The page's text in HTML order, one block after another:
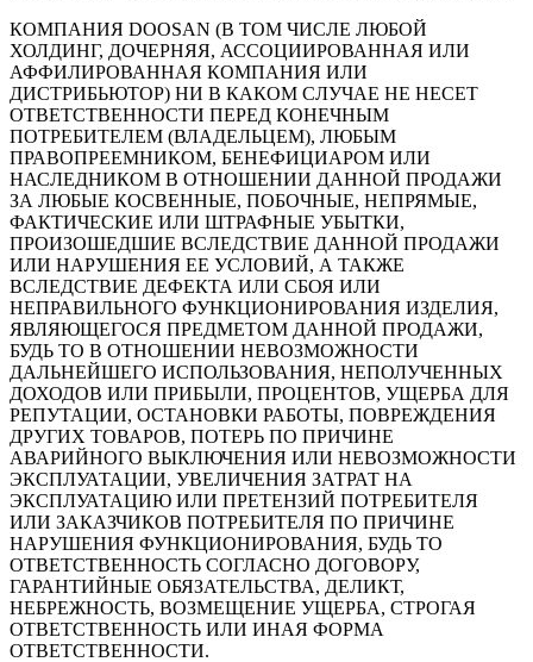
КОМПАНИЯ DOOSAN (В ТОМ ЧИСЛЕ ЛЮБОЙ
ХОЛДИНГ, ДОЧЕРНЯЯ, АССОЦИИРОВАННАЯ ИЛИ
АФФИЛИРОВАННАЯ КОМПАНИЯ ИЛИ
ДИСТРИБЬЮТОР) НИ В КАКОМ СЛУЧАЕ НЕ НЕСЕТ
ОТВЕТСТВЕННОСТИ ПЕРЕД КОНЕЧНЫМ
ПОТРЕБИТЕЛЕМ (ВЛАДЕЛЬЦЕМ), ЛЮБЫМ
ПРАВОПРЕЕМНИКОМ, БЕНЕФИЦИАРОМ ИЛИ
НАСЛЕДНИКОМ В ОТНОШЕНИИ ДАННОЙ ПРОДАЖИ
ЗА ЛЮБЫЕ КОСВЕННЫЕ, ПОБОЧНЫЕ, НЕПРЯМЫЕ,
ФАКТИЧЕСКИЕ ИЛИ ШТРАФНЫЕ УБЫТКИ,
ПРОИЗОШЕДШИЕ ВСЛЕДСТВИЕ ДАННОЙ ПРОДАЖИ
ИЛИ НАРУШЕНИЯ ЕЕ УСЛОВИЙ, А ТАКЖЕ
ВСЛЕДСТВИЕ ДЕФЕКТА ИЛИ СБОЯ ИЛИ
НЕПРАВИЛЬНОГО ФУНКЦИОНИРОВАНИЯ ИЗДЕЛИЯ,
ЯВЛЯЮЩЕГОСЯ ПРЕДМЕТОМ ДАННОЙ ПРОДАЖИ,
БУДЬ ТО В ОТНОШЕНИИ НЕВОЗМОЖНОСТИ
ДАЛЬНЕЙШЕГО ИСПОЛЬЗОВАНИЯ, НЕПОЛУЧЕННЫХ
ДОХОДОВ ИЛИ ПРИБЫЛИ, ПРОЦЕНТОВ, УЩЕРБА ДЛЯ
РЕПУТАЦИИ, ОСТАНОВКИ РАБОТЫ, ПОВРЕЖДЕНИЯ
ДРУГИХ ТОВАРОВ, ПОТЕРЬ ПО ПРИЧИНЕ
АВАРИЙНОГО ВЫКЛЮЧЕНИЯ ИЛИ НЕВОЗМОЖНОСТИ
ЭКСПЛУАТАЦИИ, УВЕЛИЧЕНИЯ ЗАТРАТ НА
ЭКСПЛУАТАЦИЮ ИЛИ ПРЕТЕНЗИЙ ПОТРЕБИТЕЛЯ
ИЛИ ЗАКАЗЧИКОВ ПОТРЕБИТЕЛЯ ПО ПРИЧИНЕ
НАРУШЕНИЯ ФУНКЦИОНИРОВАНИЯ, БУДЬ ТО
ОТВЕТСТВЕННОСТЬ СОГЛАСНО ДОГОВОРУ,
ГАРАНТИЙНЫЕ ОБЯЗАТЕЛЬСТВА, ДЕЛИКТ,
НЕБРЕЖНОСТЬ, ВОЗМЕЩЕНИЕ УЩЕРБА, СТРОГАЯ
ОТВЕТСТВЕННОСТЬ ИЛИ ИНАЯ ФОРМА
ОТВЕТСТВЕННОСТИ.